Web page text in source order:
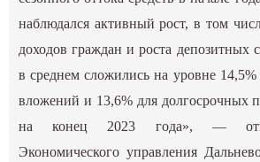
наблюдался активный рост, в том
доходов граждан и роста депозитных
в среднем сложились на уровне 14,5%
вложений и 13,6% для долгосрочных
на конец 2023 года», —
Экономического управления